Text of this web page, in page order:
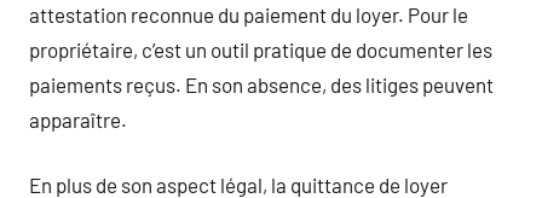
attestation reconnue du paiement du loyer. Pour le
propriétaire, c’est un outil pratique de documenter les
paiements reçus. En son absence, des litiges peuvent
apparaître.
En plus de son aspect légal, la quittance de loyer